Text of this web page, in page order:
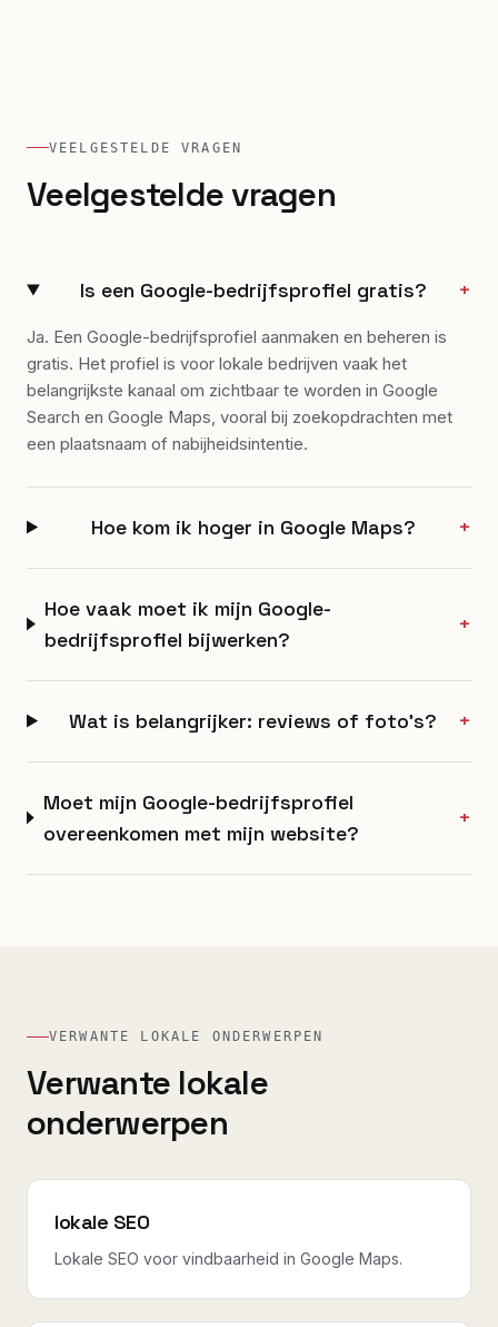
VEELGESTELDE VRAGEN
Veelgestelde vragen
Is een Google-bedrijfsprofiel gratis? +
Ja. Een Google-bedrijfsprofiel aanmaken en beheren is
gratis. Het profiel is voor lokale bedrijven vaak het
belangrijkste kanaal om zichtbaar te worden in Google
Search en Google Maps, vooral bij zoekopdrachten met
een plaatsnaam of nabijheidsintentie.
Hoe kom ik hoger in Google Maps? +
Hoe vaak moet ik mijn Google-
bedrijfsprofiel bijwerken?
+
Wat is belangrijker: reviews of foto’s? +
Moet mijn Google-bedrijfsprofiel
overeenkomen met mijn website?
+
VERWANTE LOKALE ONDERWERPEN
Verwante lokale
onderwerpen
lokale SEO
Lokale SEO voor vindbaarheid in Google Maps.